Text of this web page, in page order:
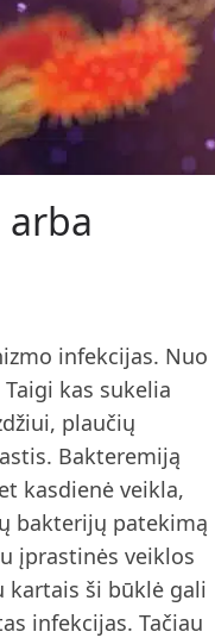
infekcijas. Nuo
kas sukelia
plaučių
Bakteremiją
kasdienė veikla,
bakterijų patekimą
įprastinės veiklos
kartais ši būklė gali
infekcijas. Tačiau